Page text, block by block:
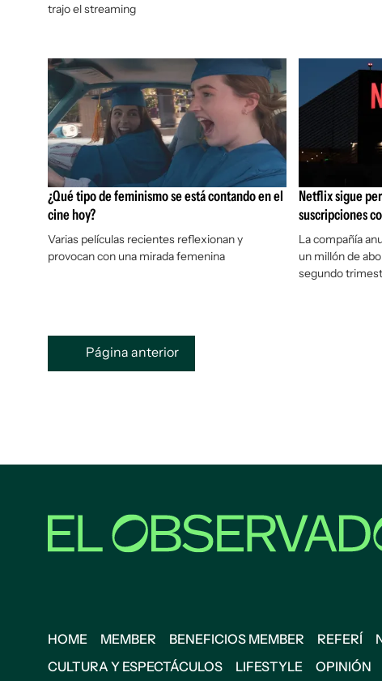
trajo el streaming
¿Qué tipo de feminismo se está contando en el
cine hoy?
Varias películas recientes reflexionan y
provocan con una mirada femenina
Netflix sigue
suscripciones
La compañía
un millón de
segundo
Página anterior
HOME MEMBER BENEFICIOS MEMBER REFERÍ
CULTURA Y ESPECTÁCULOS
LIFESTYLE OPINIÓN